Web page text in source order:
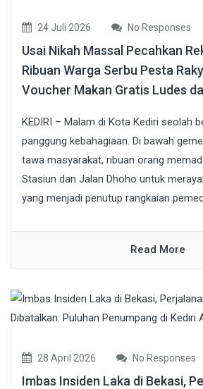
24 Juli 2026 No Responses
Usai Nikah Massal Pecahkan
Ribuan Warga Serbu Pesta
Voucher Makan Gratis Ludes
KEDIRI – Malam di Kota Kediri seolah
panggung kebahagiaan. Di bawah
tawa masyarakat, ribuan orang
Stasiun dan Jalan Dhoho untuk
yang menjadi penutup rangkaian
Read More
28 April 2026 No Responses
Imbas Insiden Laka di Bekasi,